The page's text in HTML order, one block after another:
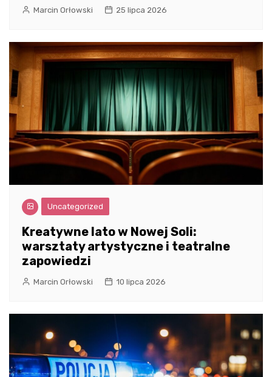
Marcin Orłowski 25 lipca 2026
Uncategorized
Kreatywne lato w Nowej Soli:
warsztaty artystyczne i teatralne
zapowiedzi
Marcin Orłowski 10 lipca 2026